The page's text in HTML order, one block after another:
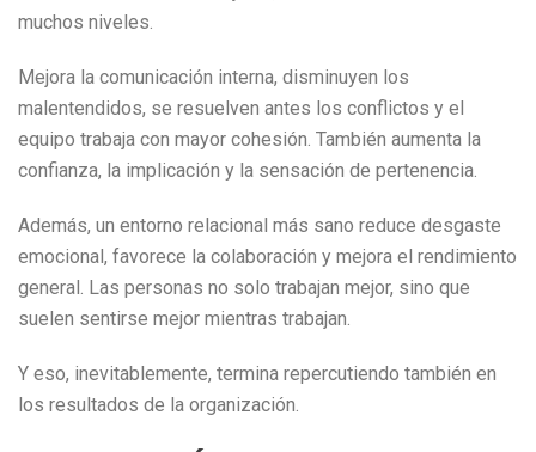
muchos niveles.
Mejora la comunicación interna, disminuyen los
malentendidos, se resuelven antes los conflictos y el
equipo trabaja con mayor cohesión. También aumenta la
confianza, la implicación y la sensación de pertenencia.
Además, un entorno relacional más sano reduce desgaste
emocional, favorece la colaboración y mejora el rendimiento
general. Las personas no solo trabajan mejor, sino que
suelen sentirse mejor mientras trabajan.
Y eso, inevitablemente, termina repercutiendo también en
los resultados de la organización.